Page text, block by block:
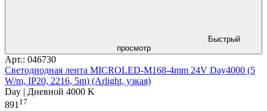
Быстрый
просмотр
Арт.: 046730
Светодиодная лента MICROLED-M168-4mm 24V Day4000 (5
W/m, IP20, 2216, 5m) (Arlight, узкая)
Day | Дневной 4000 K
891 17